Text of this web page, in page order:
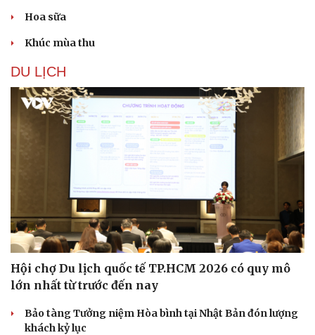
Hoa sữa
Khúc mùa thu
DU LỊCH
Hội chợ Du lịch quốc tế TP.HCM 2026 có quy mô
lớn nhất từ trước đến nay
Bảo tàng Tưởng niệm Hòa bình tại Nhật Bản đón lượng
khách kỷ lục